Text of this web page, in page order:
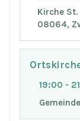
Kirche
08064,
19:00 -